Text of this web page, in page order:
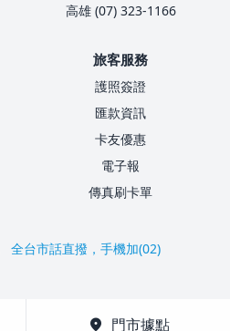
高雄 (07) 323-1166
旅客服務
護照簽證
匯款資訊
卡友優惠
電子報
傳真刷卡單
全台市話直撥，手機加(02)
location_on 門市據點